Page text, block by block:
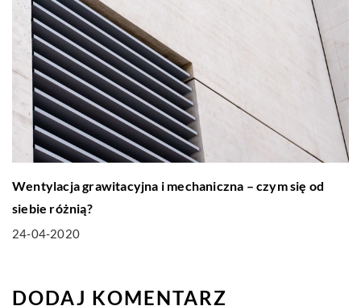
Wentylacja grawitacyjna i mechaniczna – czym się od
siebie różnią?
24-04-2020
DODAJ KOMENTARZ